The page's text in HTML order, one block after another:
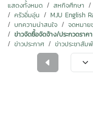
แสดงทั้งหมด สหกิจศึกษา
ครัวอิ่มอุ่น
MJU English
บทความน่าสนใจ
จดหมาย
ข่าวจัดซื้อจัดจ้าง/ประกวดราคา
ข่าวประกาศ
ข่าวประชาสัม